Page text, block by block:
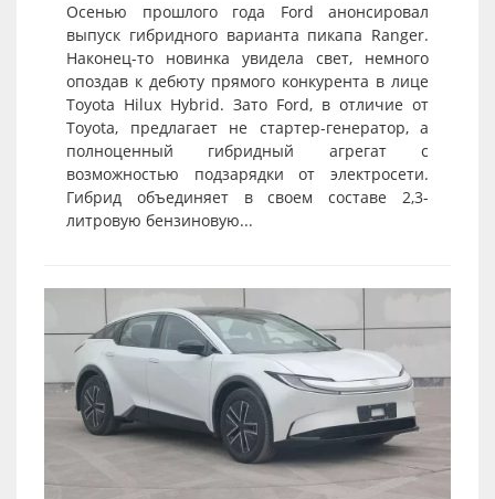
Осенью прошлого года Ford анонсировал
выпуск гибридного варианта пикапа Ranger.
Наконец-то новинка увидела свет, немного
опоздав к дебюту прямого конкурента в лице
Toyota Hilux Hybrid. Зато Ford, в отличие от
Toyota, предлагает не стартер-генератор, а
полноценный гибридный агрегат с
возможностью подзарядки от электросети.
Гибрид объединяет в своем составе 2,3-
литровую бензиновую...